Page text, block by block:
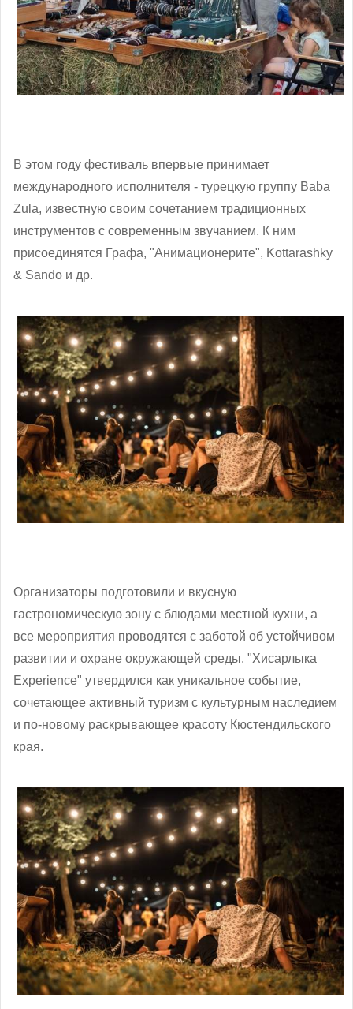
В этом году фестиваль впервые принимает
международного исполнителя - турецкую группу Baba
Zula, известную своим сочетанием традиционных
инструментов с современным звучанием. К ним
присоединятся Графа, "Анимационерите", Kottarashky
& Sando и др.
Организаторы подготовили и вкусную
гастрономическую зону с блюдами местной кухни, а
все мероприятия проводятся с заботой об устойчивом
развитии и охране окружающей среды. "Хисарлыка
Experience" утвердился как уникальное событие,
сочетающее активный туризм с культурным наследием
и по-новому раскрывающее красоту Кюстендильского
края.